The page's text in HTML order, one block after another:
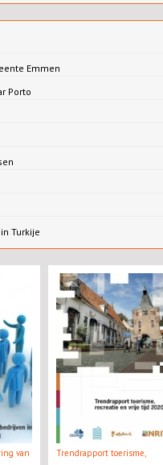
Emmen
Porto
Turkije
van
Trendrapport toerisme,